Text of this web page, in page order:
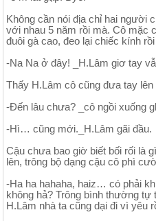
Không cần nói địa chỉ hai người
với nhau 5 năm rồi mà. Cô mặc
đuôi gà cao, đeo lại chiếc kính
-Na Na ở đây! _H.Lâm giơ tay
Thấy H.Lâm cô cũng đưa tay
-Đến lâu chưa? _cô ngồi xuống
-Hì… cũng mới._H.Lâm gãi đầu.
Cậu chưa bao giờ biết bối rối là
lên, trông bộ dạng cậu cô phì
-Ha ha hahaha, haiz… có phải
không hả? Trông bình thường
H.Lâm nhà ta cũng dại đi vì yêu